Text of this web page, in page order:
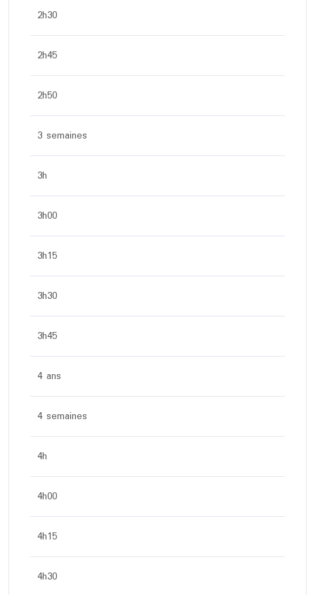
2h30
2h45
2h50
3 semaines
3h
3h00
3h15
3h30
3h45
4 ans
4 semaines
4h
4h00
4h15
4h30